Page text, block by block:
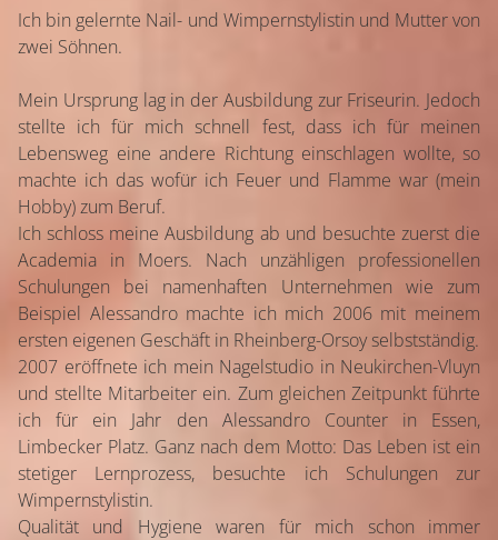
Ich bin gelernte Nail- und Wimpernstylistin und Mutter von
zwei Söhnen.
Mein Ursprung lag in der Ausbildung zur Friseurin. Jedoch
stellte ich für mich schnell fest, dass ich für meinen
Lebensweg eine andere Richtung einschlagen wollte, so
machte ich das wofür ich Feuer und Flamme war (mein
Hobby) zum Beruf.
Ich schloss meine Ausbildung ab und besuchte zuerst die
Academia in Moers. Nach unzähligen professionellen
Schulungen bei namenhaften Unternehmen wie zum
Beispiel Alessandro machte ich mich 2006 mit meinem
ersten eigenen Geschäft in Rheinberg-Orsoy selbstständig.
2007 eröffnete ich mein Nagelstudio in Neukirchen-Vluyn
und stellte Mitarbeiter ein. Zum gleichen Zeitpunkt führte
ich für ein Jahr den Alessandro Counter in Essen,
Limbecker Platz. Ganz nach dem Motto: Das Leben ist ein
stetiger Lernprozess, besuchte ich Schulungen zur
Wimpernstylistin.
Qualität und Hygiene waren für mich schon immer